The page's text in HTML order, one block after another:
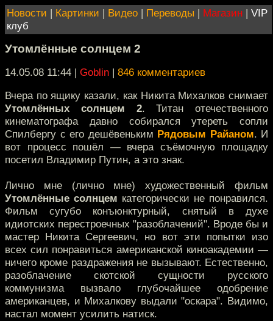
Новости | Картинки | Видео | Переводы | Магазин | VIP
клуб
Утомлённые солнцем 2
14.05.08 11:44 | Goblin | 846 комментариев
Вчера по ящику казали, как Никита Михалков снимает
Утомлённых солнцем 2. Титан отечественного
кинематографа давно собирался утереть сопли
Спилбергу с его дешёвеньким Рядовым Райаном. И
вот процесс пошёл — вчера съёмочную площадку
посетил Владимир Путин, а это знак.
Лично мне (лично мне) художественный фильм
Утомлённые солнцем категорически не понравился.
Фильм сугубо конъюнктурный, снятый в духе
идиотских перестроечных "разоблачений". Вроде бы и
мастер Никита Сергеевич, но вот эти попытки изо
всех сил понравиться американской киноакадемии —
ничего кроме раздражения не вызывают. Естественно,
разоблачение скотской сущности русского
коммунизма вызвало глубочайшее одобрение
американцев, и Михалкову выдали "оскара". Видимо,
настал момент усилить натиск.